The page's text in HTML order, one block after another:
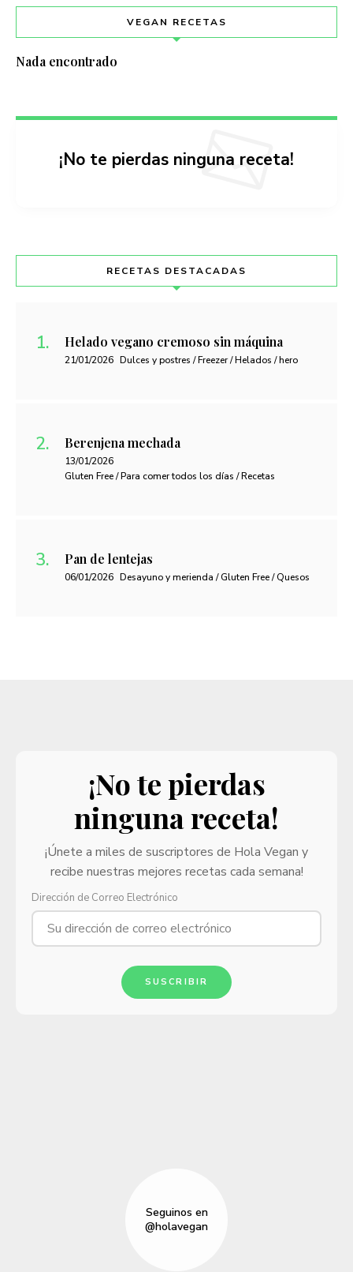
VEGAN RECETAS
Nada encontrado
¡No te pierdas ninguna receta!
RECETAS DESTACADAS
Helado vegano cremoso sin máquina
21/01/2026 Dulces y postres / Freezer / Helados / hero
Berenjena mechada
13/01/2026
Gluten Free / Para comer todos los días / Recetas
Pan de lentejas
06/01/2026 Desayuno y merienda / Gluten Free / Quesos
¡No te pierdas
ninguna receta!
¡Únete a miles de suscriptores de Hola Vegan y
recibe nuestras mejores recetas cada semana!
Dirección de Correo Electrónico
SUSCRIBIR
Seguinos en
@holavegan